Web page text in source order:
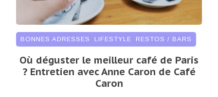
BONNES ADRESSES LIFESTYLE RESTOS / BARS
Où déguster le meilleur café de Paris
? Entretien avec Anne Caron de Café
Caron